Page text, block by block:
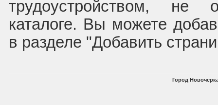
трудоустройством,
каталоге. Вы можете
в разделе "Добавить
Город